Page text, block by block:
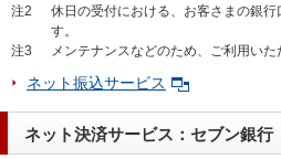
注2
休日の受付における、お客さまの銀
す。
注3
メンテナンスなどのため、ご利用いた
ネット振込サービス
ネット決済サービス：セブン銀行